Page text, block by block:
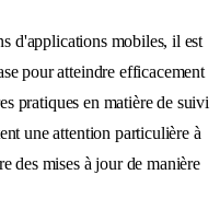
d'applications mobiles, il est
pour atteindre efficacement
pratiques en matière de suivi
une attention particulière à
des mises à jour de manière